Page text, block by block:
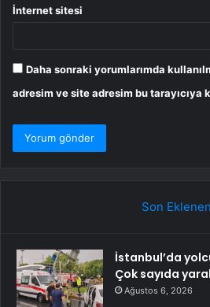
İnternet sitesi
Daha sonraki yorumlarımda
adresim ve site adresim bu tarayıcıya
Son Eklenen
İstanbul’da
Çok sayıda
Ağustos 6, 2026